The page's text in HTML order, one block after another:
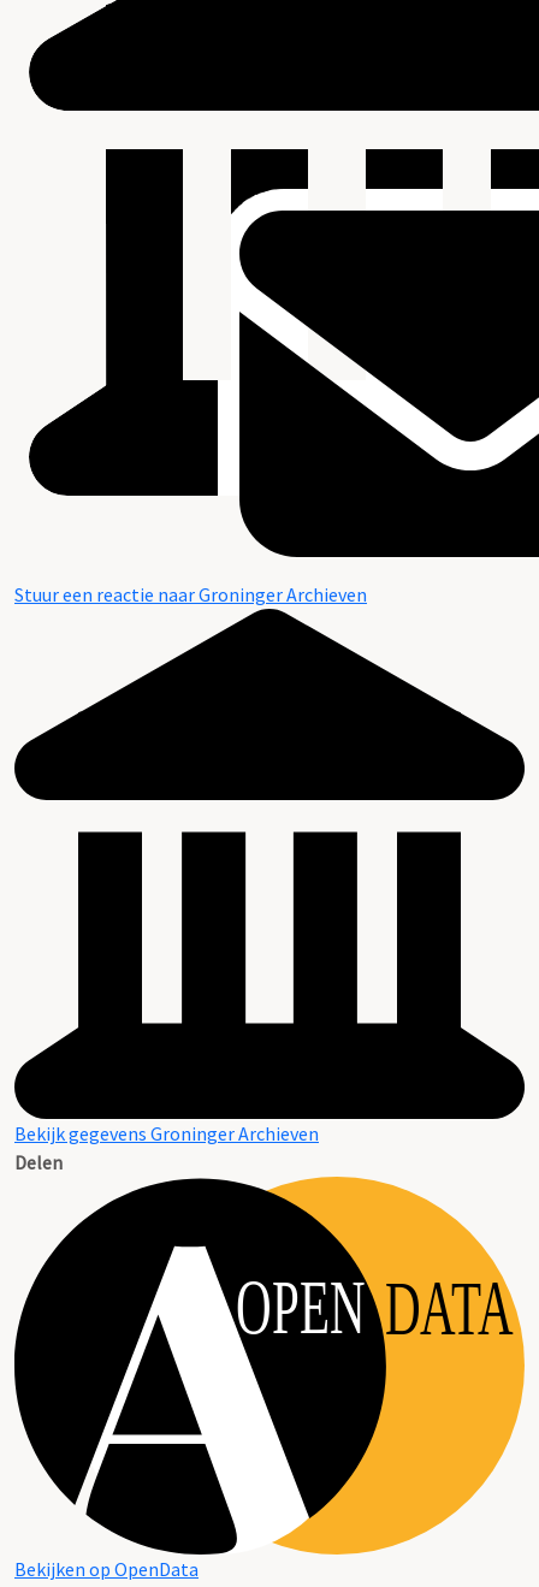
Stuur een reactie naar Groninger Archieven
Bekijk gegevens Groninger Archieven
Delen
OPEN DATA
Bekijken op OpenData